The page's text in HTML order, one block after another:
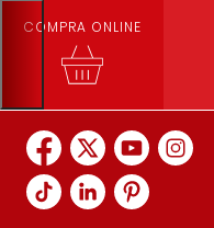
COMPRA ONLINE